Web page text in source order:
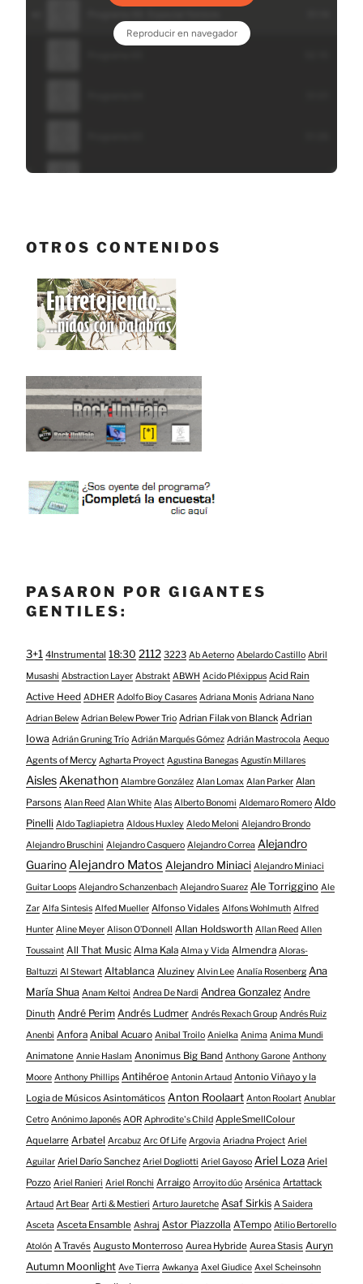
OTROS CONTENIDOS
PASARON POR GIGANTES
GENTILES:
3+1 4Instrumental 18:30 2112 3223 Ab Aeterno Abelardo Castillo Abril
Musashi Abstraction Layer Abstrakt ABWH Acido Pléxippus Acid Rain
Active Heed ADHER Adolfo Bioy Casares Adriana Monis Adriana Nano
Adrian Belew Adrian Belew Power Trio Adrian Filak von Blanck Adrian
Iowa Adrián Gruning Trío Adrián Marqués Gómez Adrián Mastrocola Aequo
Agents of Mercy Agharta Proyect Agustina Banegas Agustín Millares
AislesAkenathon Alambre González Alan Lomax Alan Parker Alan
Parsons Alan Reed Alan White Alas Alberto Bonomi Aldemaro Romero Aldo
Pinelli Aldo Tagliapietra Aldous Huxley Aledo Meloni Alejandro Brondo
Alejandro Bruschini Alejandro Casquero Alejandro Correa Alejandro
GuarinoAlejandro Matos Alejandro Miniaci Alejandro Miniaci
Guitar Loops Alejandro Schanzenbach Alejandro Suarez Ale Torriggino Ale
Zar Alfa Sintesis Alfed Mueller Alfonso Vidales Alfons Wohlmuth Alfred
Hunter Aline Meyer Alison O​’​Donnell Allan Holdsworth Allan Reed Allen
Toussaint All That Music Alma Kala Alma y Vida Almendra Aloras-
Baltuzzi Al Stewart Altablanca Aluziney Alvin Lee Analía Rosenberg Ana
María Shua Anam Keltoi Andrea De Nardi Andrea Gonzalez Andre
Dinuth André Perim Andrés Ludmer Andrés Rexach Group Andrés Ruiz
Anenbi Anfora Anibal Acuaro Anibal Troilo Anielka Anima Anima Mundi
Animatone Annie Haslam Anonimus Big Band Anthony Garone Anthony
Moore Anthony Phillips Antihéroe Antonin Artaud Antonio Viñayo y la
Logia de Músicos Asintomáticos Anton Roolaart Anton Roolart Anublar
Cetro Anónimo Japonés AOR Aphrodite's Child AppleSmellColour
Aquelarre Arbatel Arcabuz Arc Of Life Argovia Ariadna Project Ariel
Aguilar Ariel Darío Sanchez Ariel Dogliotti Ariel Gayoso Ariel Loza Ariel
Pozzo Ariel Ranieri Ariel Ronchi Arraigo Arroyito dúo Arsénica Artattack
Artaud Art Bear Arti & Mestieri Arturo Jauretche Asaf Sirkis A Saidera
Asceta Asceta Ensamble Ashraj Astor Piazzolla ATempo Atilio Bertorello
Atolón A Través Augusto Monterroso Aurea Hybride Aurea Stasis Auryn
Autumn Moonlight Ave Tierra Awkanya Axel Giudice Axel Scheinsohn